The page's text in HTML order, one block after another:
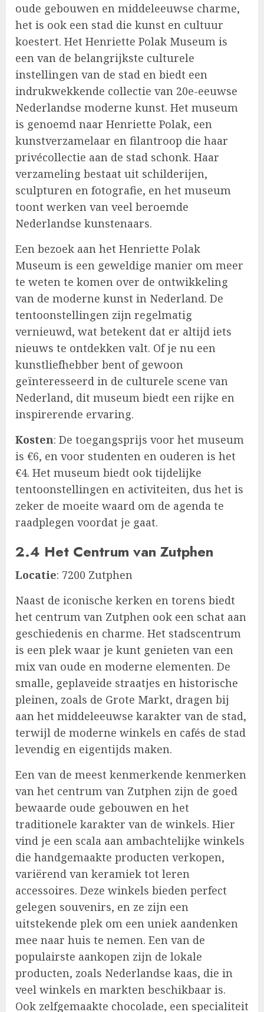
oude gebouwen en middeleeuwse charme,
het is ook een stad die kunst en cultuur
koestert. Het Henriette Polak Museum is
een van de belangrijkste culturele
instellingen van de stad en biedt een
indrukwekkende collectie van 20e-eeuwse
Nederlandse moderne kunst. Het museum
is genoemd naar Henriette Polak, een
kunstverzamelaar en filantroop die haar
privécollectie aan de stad schonk. Haar
verzameling bestaat uit schilderijen,
sculpturen en fotografie, en het museum
toont werken van veel beroemde
Nederlandse kunstenaars.
Een bezoek aan het Henriette Polak
Museum is een geweldige manier om meer
te weten te komen over de ontwikkeling
van de moderne kunst in Nederland. De
tentoonstellingen zijn regelmatig
vernieuwd, wat betekent dat er altijd iets
nieuws te ontdekken valt. Of je nu een
kunstliefhebber bent of gewoon
geïnteresseerd in de culturele scene van
Nederland, dit museum biedt een rijke en
inspirerende ervaring.
Kosten: De toegangsprijs voor het museum
is €6, en voor studenten en ouderen is het
€4. Het museum biedt ook tijdelijke
tentoonstellingen en activiteiten, dus het is
zeker de moeite waard om de agenda te
raadplegen voordat je gaat.
2.4 Het Centrum van Zutphen
Locatie: 7200 Zutphen
Naast de iconische kerken en torens biedt
het centrum van Zutphen ook een schat aan
geschiedenis en charme. Het stadscentrum
is een plek waar je kunt genieten van een
mix van oude en moderne elementen. De
smalle, geplaveide straatjes en historische
pleinen, zoals de Grote Markt, dragen bij
aan het middeleeuwse karakter van de stad,
terwijl de moderne winkels en cafés de stad
levendig en eigentijds maken.
Een van de meest kenmerkende kenmerken
van het centrum van Zutphen zijn de goed
bewaarde oude gebouwen en het
traditionele karakter van de winkels. Hier
vind je een scala aan ambachtelijke winkels
die handgemaakte producten verkopen,
variërend van keramiek tot leren
accessoires. Deze winkels bieden perfect
gelegen souvenirs, en ze zijn een
uitstekende plek om een uniek aandenken
mee naar huis te nemen. Een van de
populairste aankopen zijn de lokale
producten, zoals Nederlandse kaas, die in
veel winkels en markten beschikbaar is.
Ook zelfgemaakte chocolade, een specialiteit